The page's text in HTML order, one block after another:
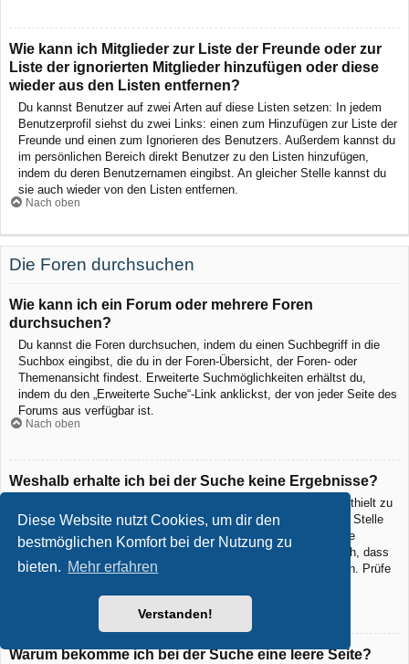
Diese Website nutzt Cookies, um dir den
bestmöglichen Komfort bei der Nutzung zu
bieten. Mehr erfahren
Verstanden!
Wie kann ich Mitglieder zur Liste der Freunde oder zur
Liste der ignorierten Mitglieder hinzufügen oder diese
wieder aus den Listen entfernen?
Du kannst Benutzer auf zwei Arten auf diese Listen setzen: In jedem
Benutzerprofil siehst du zwei Links: einen zum Hinzufügen zur Liste der
Freunde und einen zum Ignorieren des Benutzers. Außerdem kannst du
im persönlichen Bereich direkt Benutzer zu den Listen hinzufügen,
indem du deren Benutzernamen eingibst. An gleicher Stelle kannst du
sie auch wieder von den Listen entfernen.
Nach oben
Die Foren durchsuchen
Wie kann ich ein Forum oder mehrere Foren
durchsuchen?
Du kannst die Foren durchsuchen, indem du einen Suchbegriff in die
Suchbox eingibst, die du in der Foren-Übersicht, der Foren- oder
Themenansicht findest. Erweiterte Suchmöglichkeiten erhältst du,
indem du den „Erweiterte Suche“-Link anklickst, der von jeder Seite des
Forums aus verfügbar ist.
Nach oben
Weshalb erhalte ich bei der Suche keine Ergebnisse?
Deine Suche war möglicherweise zu allgemein gehalten und enthielt zu
viele gängige Wörter, welche von phpBB nicht indiziert werden. Stelle
eine spezifischere Anfrage und benutze die Optionen, die dir die
erweiterte Suche bietet. Außerdem ist es natürlich auch möglich, dass
dein(e) Suchbegriff(e) hier nirgends im Forum verwendet wurden. Prüfe
Warum bekomme ich bei der Suche eine leere Seite?